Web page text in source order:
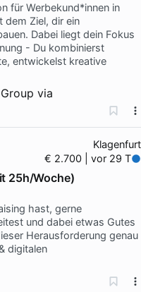
für Werbekund*innen in
dem Ziel, dir ein
Dabei liegt dein Fokus
- Du kombinierst
entwickelst kreative
via
Klagenfurt
€ 2.700 | vor 29 T
25h/Woche)
hast, gerne
und dabei etwas Gutes
Herausforderung genau
digitalen